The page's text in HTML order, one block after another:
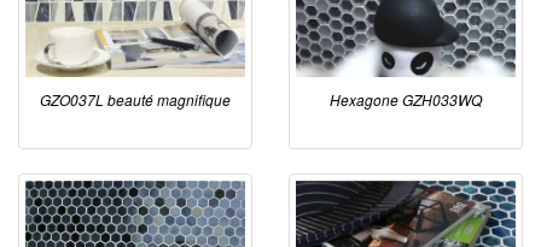
GZO037L beauté magnifique Hexagone GZH033WQ